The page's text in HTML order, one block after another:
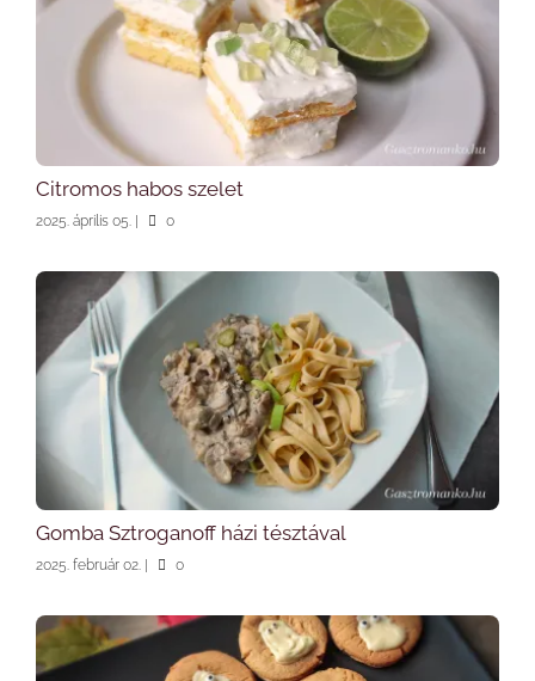
Citromos habos szelet
2025. április 05. 0
Gomba Sztroganoff házi tésztával
2025. február 02. 0